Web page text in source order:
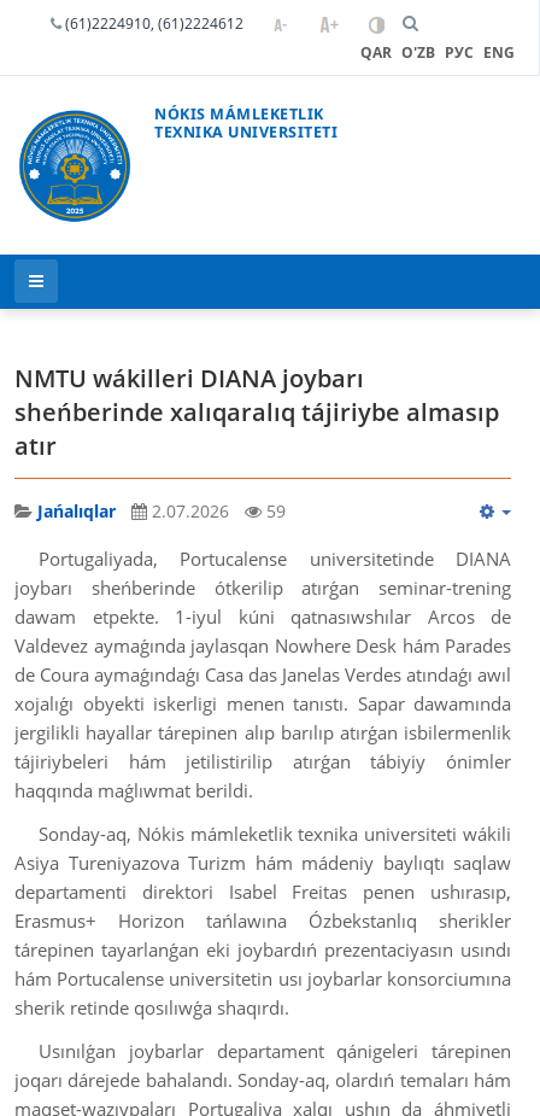
(61)2224910, (61)2224612
QAR O'ZB РУС ENG
NÓKIS MÁMLEKETLIK
TEXNIKA UNIVERSITETI
NMTU wákilleri DIANA joybarı
sheńberinde xalıqaralıq tájiriybe almasıp
atır
Jańalıqlar 2.07.2026 59
Portugaliyada, Portucalense universitetinde DIANA
joybarı sheńberinde ótkerilip atırǵan seminar-trening
dawam etpekte. 1-iyul kúni qatnasıwshılar Arcos de
Valdevez aymaǵında jaylasqan Nowhere Desk hám Parades
de Coura aymaǵındaǵı Casa das Janelas Verdes atındaǵı awıl
xojalıǵı obyekti iskerligi menen tanıstı. Sapar dawamında
jergilikli hayallar tárepinen alıp barılıp atırǵan isbilermenlik
tájiriybeleri hám jetilistirilip atırǵan tábiyiy ónimler
haqqında maǵlıwmat berildi.
Sonday-aq, Nókis mámleketlik texnika universiteti wákili
Asiya Tureniyazova Turizm hám mádeniy baylıqtı saqlaw
departamenti direktori Isabel Freitas penen ushırasıp,
Erasmus+ Horizon tańlawına Ózbekstanlıq sherikler
tárepinen tayarlanǵan eki joybardıń prezentaciyasın usındı
hám Portucalense universitetin usı joybarlar konsorciumına
sherik retinde qosılıwǵa shaqırdı.
Usınılǵan joybarlar departament qánigeleri tárepinen
joqarı dárejede bahalandı. Sonday-aq, olardıń temaları hám
maqset-wazıypaları Portugaliya xalqı ushın da áhmiyetli